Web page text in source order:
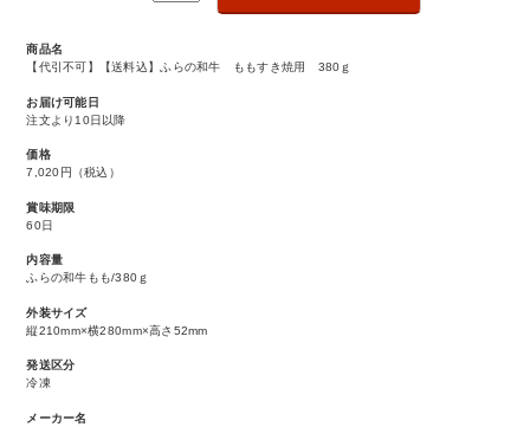
商品名
【代引不可】【送料込】ふらの和牛 ももすき焼用 380ｇ
お届け可能日
注文より10日以降
価格
7,020円 （税込）
賞味期限
60日
内容量
ふらの和牛もも/380ｇ
外装サイズ
縦210mm×横280mm×高さ52mm
発送区分
冷凍
メーカー名